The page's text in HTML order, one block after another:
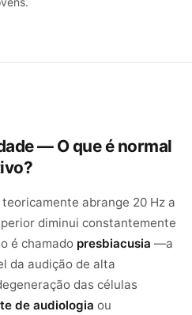
— O que é normal
teoricamente abrange 20 Hz a
diminui constantemente
é chamado presbiacusia —a
da audição de alta
das células
de audiologia ou